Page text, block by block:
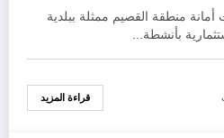
منطقة القصيم ممثلة ببلدية
قراءة المزيد